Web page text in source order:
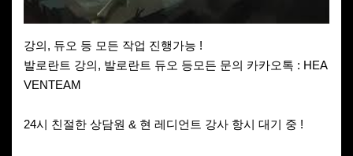
강의, 듀오 등 모든 작업 진행가능 !
발로란트 강의, 발로란트 듀오 등모든 문의 카카오톡 : HEA
VENTEAM
24시 친절한 상담원 & 현 레디언트 강사 항시 대기 중 !